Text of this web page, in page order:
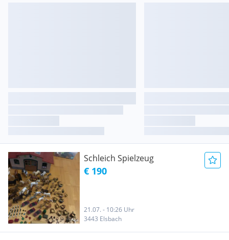
Schleich Spielzeug
€ 190
21.07. - 10:26 Uhr
3443 Elsbach